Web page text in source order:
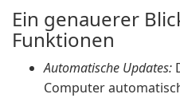
Ein genauerer
Funktionen
Automatische Updates:
Computer